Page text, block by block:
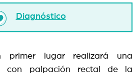
Diagnóstico
primer lugar realizará una
con palpación rectal de la